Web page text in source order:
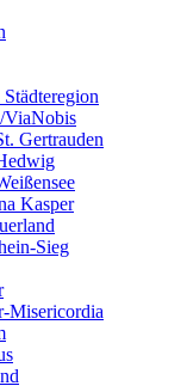
ViaNobis
Gertrauden
Kasper
Sieg
Misericordia